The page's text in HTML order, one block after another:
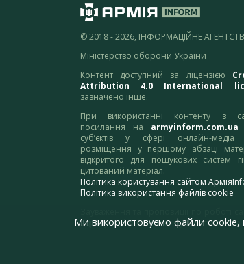
© 2018 - 2026, ІНФОРМАЦІЙНЕ
Міністерство оборони України
Контент доступний за ліцензією
Attribution 4.0 International
зазначено інше.
При використанні контенту з
посилання на armyinform.com.ua
суб’єктів у сфері онлайн-
розміщення у першому абзаці
відкритого для пошукових систем
цитований матеріал.
Політика користування сайтом
Політика використання файлів cookie
адресу:webmaster@armyinform.com.ua
Ми використовуємо файли cookie,